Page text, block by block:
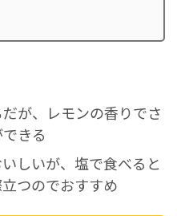
が、レモンの香りでさ
きる
しいが、塩で食べると
つのでおすすめ